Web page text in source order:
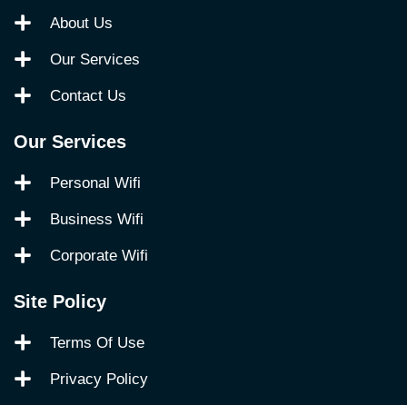
About Us
Our Services
Contact Us
Our Services
Personal Wifi
Business Wifi
Corporate Wifi
Site Policy
Terms Of Use
Privacy Policy